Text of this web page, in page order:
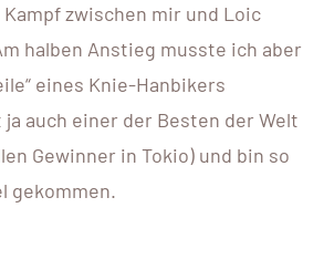
zwischen mir und Loic
halben Anstieg musste ich aber
eines Knie-Hanbikers
auch einer der Besten der Welt
Gewinner in Tokio) und bin so
gekommen.